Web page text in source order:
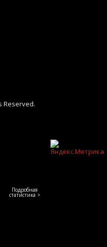
Reserved.
Подробная
статистика >